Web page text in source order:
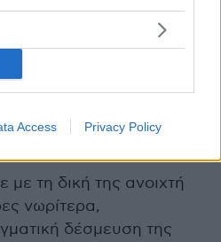
Access Privacy Policy
να προστατεύσει
υπουργείο Άμυνας της
στις 8 Μαΐου.
με τη δική της ανοιχτή
νωρίτερα,
δέσμευση της